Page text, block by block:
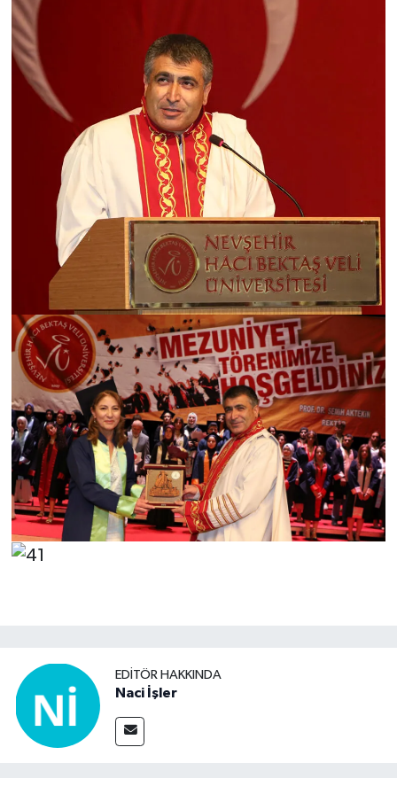
EDITÖR HAKKINDA
Naci İşler